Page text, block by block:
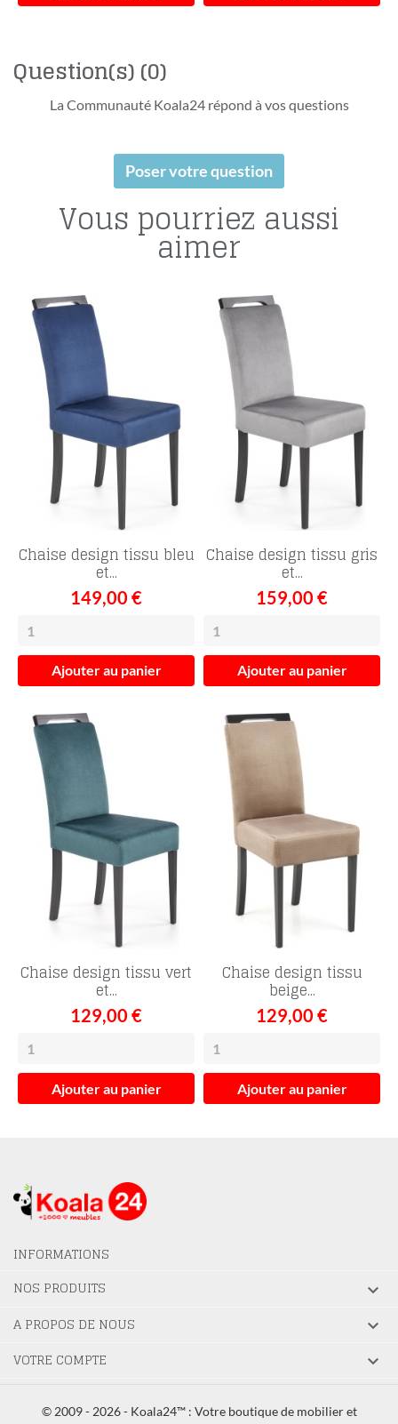
Question(s)(0)
La Communauté Koala24 répond à vos questions
Poser votre question
Vous pourriez aussi
aimer
Chaise design tissu bleu
et...
149,00 €
Ajouter au panier
Chaise design tissu gris
et...
159,00 €
Ajouter au panier
Chaise design tissu vert
et...
129,00 €
Ajouter au panier
Chaise design tissu
beige...
129,00 €
Ajouter au panier
INFORMATIONS
NOS PRODUITS

A PROPOS DE NOUS 
VOTRE COMPTE 
© 2009 - 2026 - Koala24™ : Votre boutique de mobilier et